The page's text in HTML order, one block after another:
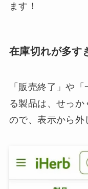
ます！
在庫切れが多す
「販売終了」や
る製品は、せっ
ので、表示から外